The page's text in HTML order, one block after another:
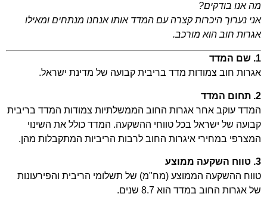
מה אנו בודקים?
אני נערוך היכרות קצרה עם המדד אותו אנחנו מנתחים ומאילו
אגרות חוב הוא מורכב.
1. שם המדד
אגרות חוב צמודות מדד בריבית קבועה של מדינת ישראל.
2. תחום המדד
המדד עוקב אחר אגרות החוב הממשלתיות צמודות המדד בריבית
קבועה של ישראל בכל טווחי ההשקעה. המדד כולל את השינוי
המצרפי במחירי איגרות החוב לרבות הריביות המתקבלות מהן.
3. טווח השקעה ממוצע
טווח ההשקעה הממוצע (מח"מ) של תשלומי הריבית והפירעונות
של אגרות החוב במדד הוא 8.7 שנים.